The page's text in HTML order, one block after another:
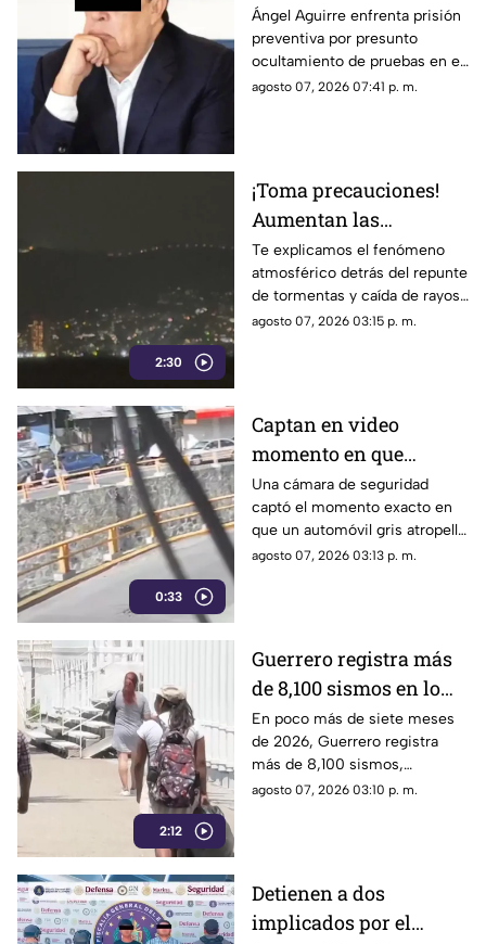
exgobernador Ángel
Aguirre por presunto
ocultamiento de
pruebas en el caso
Ángel Aguirre enfrenta prisión
preventiva por presunto
ocultamiento de pruebas en el
caso de los 43 normalistas de
agosto 07, 2026 07:41 p. m.
2:30
¡Toma precauciones!
Aumentan las
tormentas eléctricas y
lluvias intensas en
Acapulco
Te explicamos el fenómeno
atmosférico detrás del repunte
de tormentas y caída de rayos
en el puerto.
agosto 07, 2026 03:15 p. m.
0:33
Captan en video
momento en que
vehículo embiste a una
familia en
Chilpancingo
Una cámara de seguridad
captó el momento exacto en
que un automóvil gris atropelló
a una familia que caminaba
agosto 07, 2026 03:13 p. m.
2:12
Guerrero registra más
de 8,100 sismos en lo
que va de 2026, el año
con mayor sismicidad
de los últimos cinco
años
En poco más de siete meses
de 2026, Guerrero registra
más de 8,100 sismos,
posicionándose como el año
agosto 07, 2026 03:10 p. m.
Detienen a dos
implicados por el